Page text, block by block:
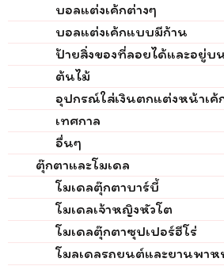
บอลแต่งเค้กต่างๆ
บอลแต่งเค้กแบบมีก้าน
ป้ายสิ่งของที่ลอยได้และอยู่บ
ต้นไม้
อุปกรณ์ใส่เงินตกแต่งหน้าเค้
เทศกาล
อื่นๆ
ตุ๊กตาและโมเดล
โมเดลตุ๊กตาบาร์บี้
โมเดลเจ้าหญิงหัวโต
โมเดลตุ๊กตาซุปเปอร์ฮีโร่
โมลเดลรถยนต์และยานพา